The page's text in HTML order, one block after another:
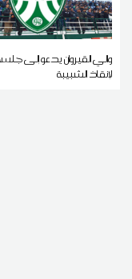
والي القيروان يدعو إلى
لإنقاذ الشبيبة